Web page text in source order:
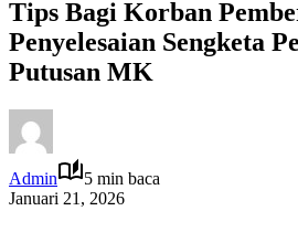
Tips Bagi Korban
Penyelesaian Sengketa
Putusan MK
Admin
5 min baca
Januari 21, 2026